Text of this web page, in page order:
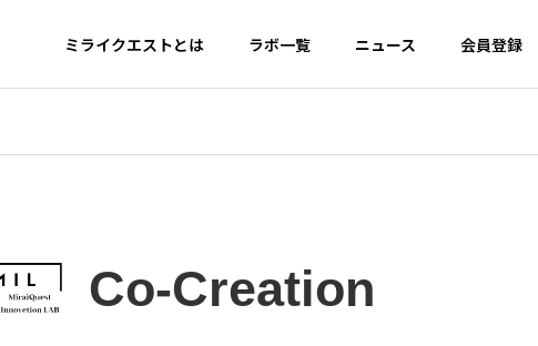
ミライクエストとは ラボ一覧 ニュース 会員登録
Co-Creation